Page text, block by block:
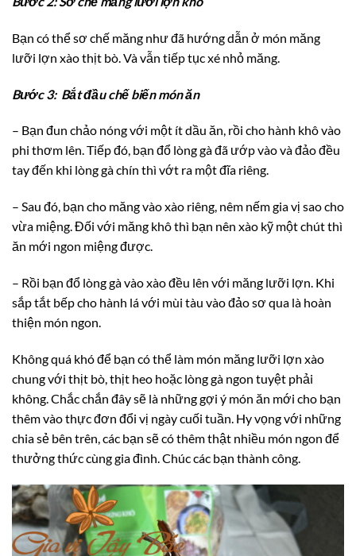
Bạn có thể sơ chế măng như đã hướng dẫn ở món măng
lưỡi lợn xào thịt bò. Và vẫn tiếp tục xé nhỏ măng.
Bước 3: Bắt đầu chế biến món ăn
– Bạn đun chảo nóng với một ít dầu ăn, rồi cho hành khô vào
phi thơm lên. Tiếp đó, bạn đổ lòng gà đã ướp vào và đảo đều
tay đến khi lòng gà chín thì vớt ra một đĩa riêng.
– Sau đó, bạn cho măng vào xào riêng, nêm nếm gia vị sao cho
vừa miệng. Đối với măng khô thì bạn nên xào kỹ một chút thì
ăn mới ngon miệng được.
– Rồi bạn đổ lòng gà vào xào đều lên với măng lưỡi lợn. Khi
sắp tắt bếp cho hành lá với mùi tàu vào đảo sơ qua là hoàn
thiện món ngon.
Không quá khó để bạn có thể làm món măng lưỡi lợn xào
chung với thịt bò, thịt heo hoặc lòng gà ngon tuyệt phải
không. Chắc chắn đây sẽ là những gợi ý món ăn mới cho bạn
thêm vào thực đơn đổi vị ngày cuối tuần. Hy vọng với những
chia sẻ bên trên, các bạn sẽ có thêm thật nhiều món ngon để
thưởng thức cùng gia đình. Chúc các bạn thành công.